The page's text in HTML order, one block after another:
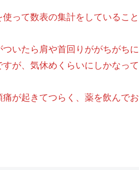
って数表の集計をしていること
いたら肩や首回りががちがちに
が、気休めくらいにしかなって
が起きてつらく、薬を飲んでお